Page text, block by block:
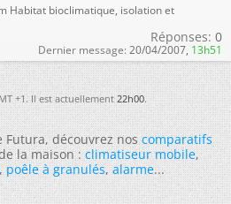
Habitat bioclimatique, isolation et
Réponses: 0
Dernier message: 20/04/2007, 13h51
+1. Il est actuellement22h00.
Futura, découvrez noscomparatifs
la maison :climatiseur mobile,
poêle à granulés,alarme...